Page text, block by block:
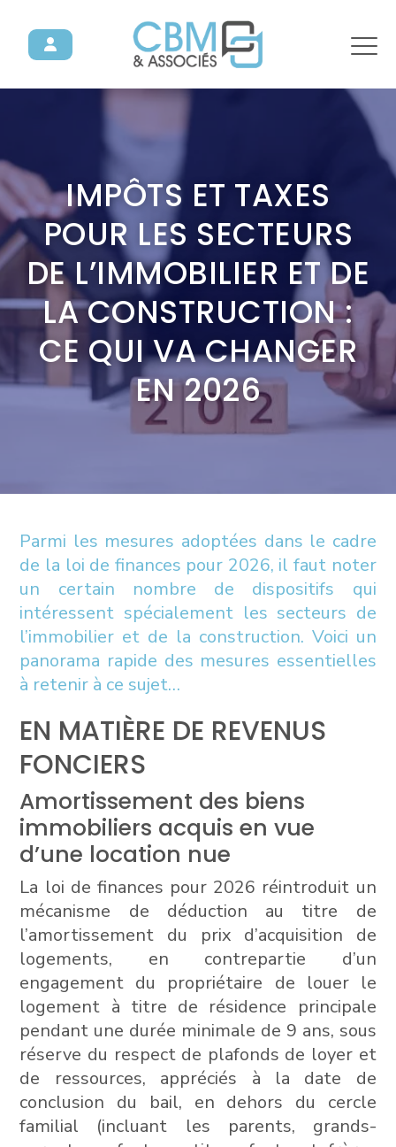
IMPÔTS ET TAXES
POUR LES SECTEURS
DE L’IMMOBILIER ET DE
LA CONSTRUCTION :
CE QUI VA CHANGER
EN 2026
Parmi les mesures adoptées dans le cadre
de la loi de finances pour 2026, il faut noter
un certain nombre de dispositifs qui
intéressent spécialement les secteurs de
l’immobilier et de la construction. Voici un
panorama rapide des mesures essentielles
à retenir à ce sujet…
EN MATIÈRE DE REVENUS
FONCIERS
Amortissement des biens
immobiliers acquis en vue
d’une location nue
La loi de finances pour 2026 réintroduit un
mécanisme de déduction au titre de
l’amortissement du prix d’acquisition de
logements, en contrepartie d’un
engagement du propriétaire de louer le
logement à titre de résidence principale
pendant une durée minimale de 9 ans, sous
réserve du respect de plafonds de loyer et
de ressources, appréciés à la date de
conclusion du bail, en dehors du cercle
familial (incluant les parents, grands-